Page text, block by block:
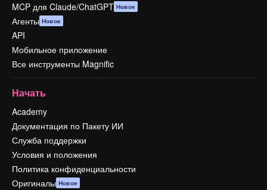
MCP для Claude/ChatGPT Новое
Агенты Новое
API
Мобильное приложение
Все инструменты Magnific
Начать
Academy
Документация по Пакету ИИ
Служба поддержки
Условия и положения
Политика конфиденциальности
Оригиналы Новое